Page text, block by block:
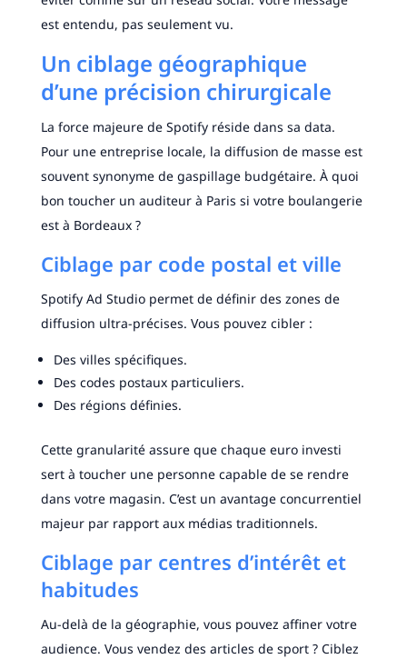
est entendu, pas seulement vu.
Un ciblage géographique
d’une précision chirurgicale
La force majeure de Spotify réside dans sa data.
Pour une entreprise locale, la diffusion de masse est
souvent synonyme de gaspillage budgétaire. À quoi
bon toucher un auditeur à Paris si votre boulangerie
est à Bordeaux ?
Ciblage par code postal et ville
Spotify Ad Studio permet de définir des zones de
diffusion ultra-précises. Vous pouvez cibler :
Des villes spécifiques.
Des codes postaux particuliers.
Des régions définies.
Cette granularité assure que chaque euro investi
sert à toucher une personne capable de se rendre
dans votre magasin. C’est un avantage concurrentiel
majeur par rapport aux médias traditionnels.
Ciblage par centres d’intérêt et
habitudes
Au-delà de la géographie, vous pouvez affiner votre
audience. Vous vendez des articles de sport ? Ciblez